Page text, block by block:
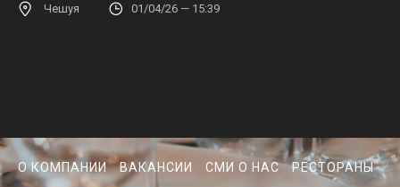
Чешуя 01/04/26 — 15:39
О КОМПАНИИ ВАКАНСИИ СМИ О НАС РЕСТОРАНЫ